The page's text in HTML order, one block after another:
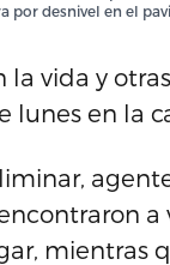
desnivel en el
la vida y
lunes en la
a
mientras